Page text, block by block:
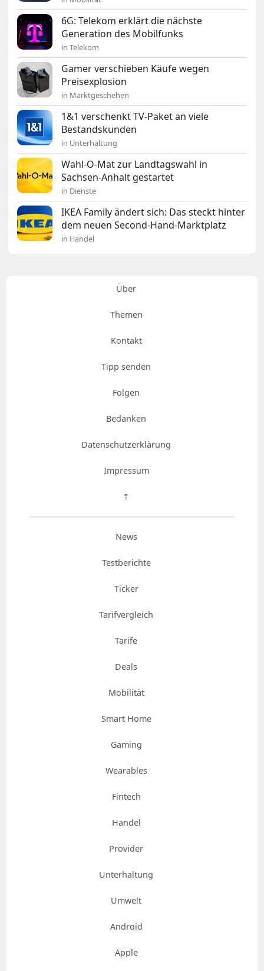
6G: Telekom erklärt die nächste
Generation des Mobilfunks
in Telekom
Gamer verschieben Käufe wegen
Preisexplosion
in Marktgeschehen
1&1 verschenkt TV-Paket an viele
Bestandskunden
in Unterhaltung
Wahl-O-Mat zur Landtagswahl in
Sachsen-Anhalt gestartet
in Dienste
IKEA Family ändert sich: Das steckt hinter
dem neuen Second-Hand-Marktplatz
in Handel
Über
Themen
Kontakt
Tipp senden
Folgen
Bedanken
Datenschutzerklärung
Impressum
⇡
News
Testberichte
Ticker
Tarifvergleich
Tarife
Deals
Mobilität
Smart Home
Gaming
Wearables
Fintech
Handel
Provider
Unterhaltung
Umwelt
Android
Apple